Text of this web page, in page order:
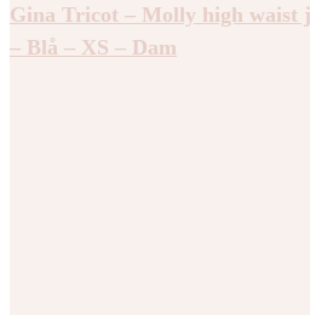
Gina Tricot – Molly high waist
– Blå – XS – Dam